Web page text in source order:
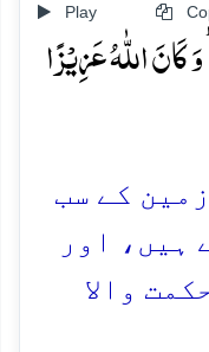
Play
اللّٰہُ عَزِیۡزًا
کے سب
ہیں، اور
والا